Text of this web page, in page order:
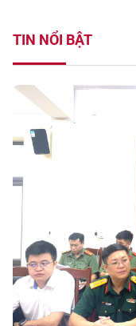
TIN NỔI BẬT